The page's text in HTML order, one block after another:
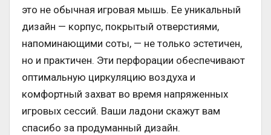
это не обычная игровая мышь. Ее уникальный
дизайн — корпус, покрытый отверстиями,
напоминающими соты, — не только эстетичен,
но и практичен. Эти перфорации обеспечивают
оптимальную циркуляцию воздуха и
комфортный захват во время напряженных
игровых сессий. Ваши ладони скажут вам
спасибо за продуманный дизайн.